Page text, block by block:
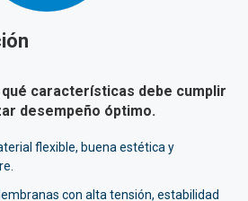
características debe cumplir
desempeño óptimo.
flexible, buena estética y
con alta tensión, estabilidad